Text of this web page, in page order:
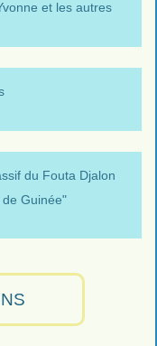
et les autres
du Fouta Djalon
Guinée"